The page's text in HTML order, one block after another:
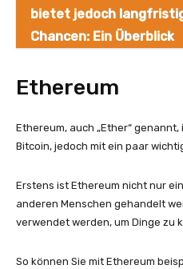
bietet jedoch
Chancen: Ein Überblick
Ethereum
Ethereum, auch „Ether“
Bitcoin, jedoch mit ein paar
Erstens ist Ethereum nicht nur
anderen Menschen gehandelt
verwendet werden, um Dinge zu
So können Sie mit Ethereum